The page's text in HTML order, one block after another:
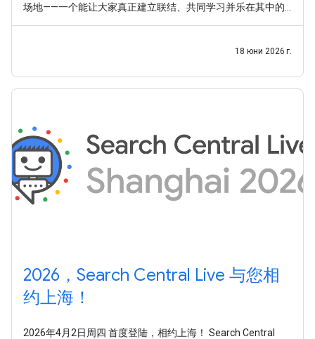
场地——一个能让大家真正建立联结、共同学习并乐在其中的
18 юни 2026 г.
2026，Search Central Live 与您相
约上海！
2026年4月2日周四 首度登陆，相约上海！ Search Central